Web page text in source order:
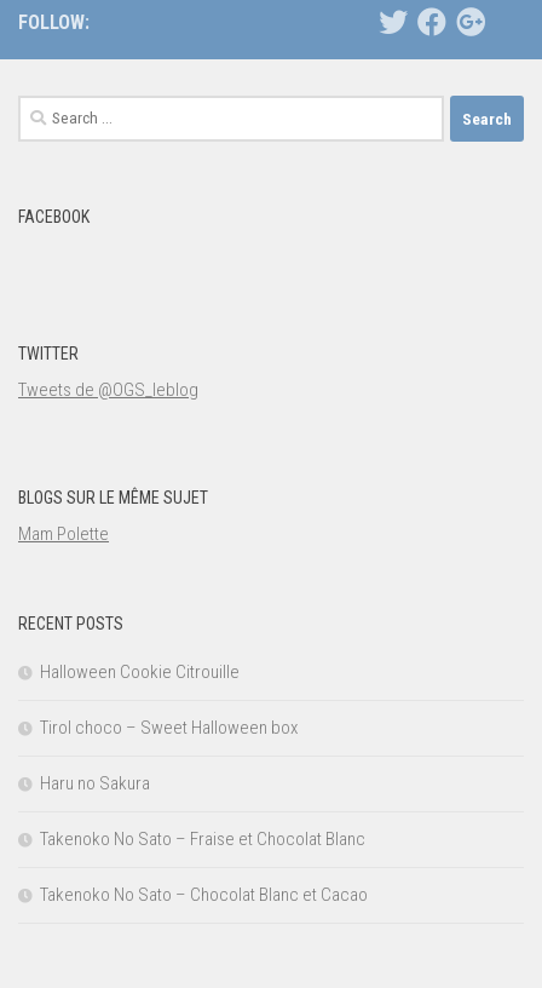
FOLLOW:
Search
for:
FACEBOOK
TWITTER
Tweets de @OGS_leblog
BLOGS SUR LE MÊME SUJET
Mam Polette
RECENT POSTS
Halloween Cookie Citrouille
Tirol choco – Sweet Halloween box
Haru no Sakura
Takenoko No Sato – Fraise et Chocolat Blanc
Takenoko No Sato – Chocolat Blanc et Cacao